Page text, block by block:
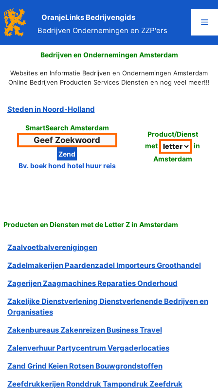
naar
de
inhoud
OranjeLinks Bedrijvengids
Bedrijven Ondernemingen en ZZP'ers
Bedrijven en Ondernemingen Amsterdam
Websites en Informatie Bedrijven en Ondernemingen Amsterdam
Online Bedrijven Producten Services Diensten en nog veel meer!!!
Steden in Noord-Holland
SmartSearch Amsterdam
Bv. boek hond hotel huur reis
Product/Dienst
met
in
Amsterdam
Producten en Diensten met de Letter Z in Amsterdam
Zaalvoetbalverenigingen
Zadelmakerijen Paardenzadel Importeurs Groothandel
Zagerijen Zaagmachines Reparaties Onderhoud
Zakelijke Dienstverlening Dienstverlenende Bedrijven en
Organisaties
Zakenbureaus Zakenreizen Business Travel
Zalenverhuur Partycentrum Vergaderlocaties
Zand Grind Keien Rotsen Bouwgrondstoffen
Zeefdrukkerijen Ronddruk Tampondruk Zeefdruk